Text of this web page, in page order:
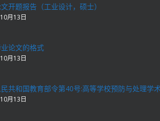
开题报告（工业设计，硕士）
月13日
论文的格式
月13日
共和国教育部令第40号:高等学校预防与处理学
月13日